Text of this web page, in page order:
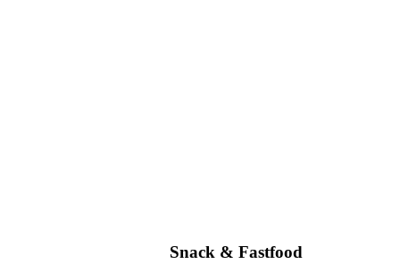
Snack & Fastfood